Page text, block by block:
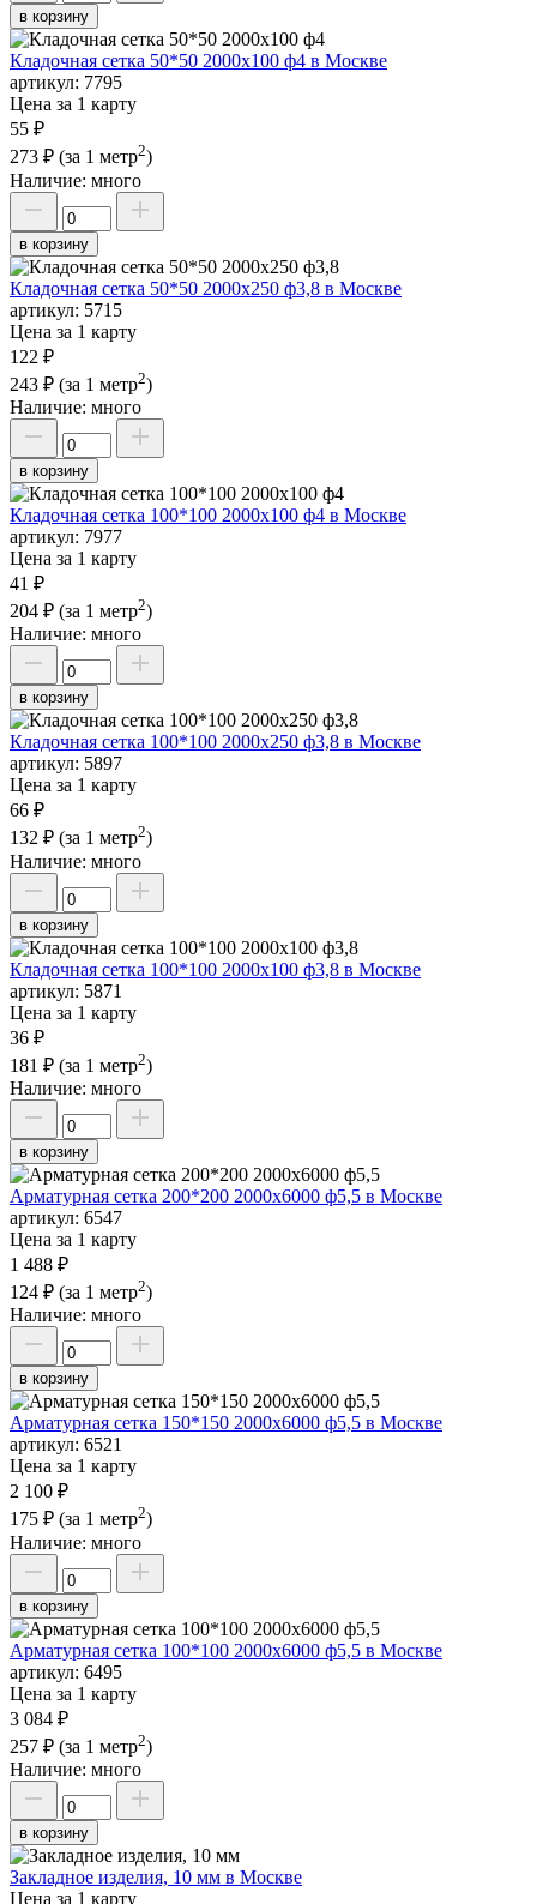
в корзину
Кладочная сетка 50*50 2000х100 ф4 в Москве
артикул: 7795
Цена за 1 карту
55 ₽
273 ₽ (за 1 метр2)
Наличие: много
в корзину
Кладочная сетка 50*50 2000х250 ф3,8 в Москве
артикул: 5715
Цена за 1 карту
122 ₽
243 ₽ (за 1 метр2)
Наличие: много
в корзину
Кладочная сетка 100*100 2000х100 ф4 в Москве
артикул: 7977
Цена за 1 карту
41 ₽
204 ₽ (за 1 метр2)
Наличие: много
в корзину
Кладочная сетка 100*100 2000х250 ф3,8 в Москве
артикул: 5897
Цена за 1 карту
66 ₽
132 ₽ (за 1 метр2)
Наличие: много
в корзину
Кладочная сетка 100*100 2000х100 ф3,8 в Москве
артикул: 5871
Цена за 1 карту
36 ₽
181 ₽ (за 1 метр2)
Наличие: много
в корзину
Арматурная сетка 200*200 2000х6000 ф5,5 в Москве
артикул: 6547
Цена за 1 карту
1 488 ₽
124 ₽ (за 1 метр2)
Наличие: много
в корзину
Арматурная сетка 150*150 2000х6000 ф5,5 в Москве
артикул: 6521
Цена за 1 карту
2 100 ₽
175 ₽ (за 1 метр2)
Наличие: много
в корзину
Арматурная сетка 100*100 2000х6000 ф5,5 в Москве
артикул: 6495
Цена за 1 карту
3 084 ₽
257 ₽ (за 1 метр2)
Наличие: много
в корзину
Закладное изделия, 10 мм в Москве
Цена за 1 карту